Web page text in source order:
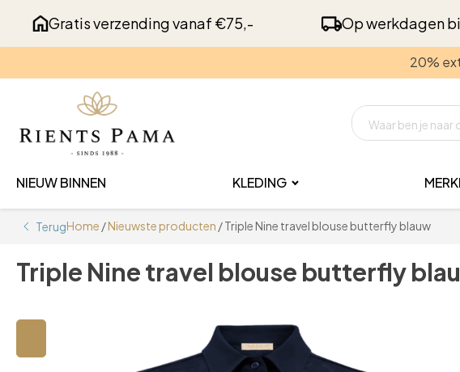
Gratis verzending vanaf €75,- Op werkdagen
20%
NIEUW BINNEN KLEDING
TerugHome /Nieuwste producten / Triple Nine travel blouse butterfly blauw
Triple Nine travel blouse butterfly